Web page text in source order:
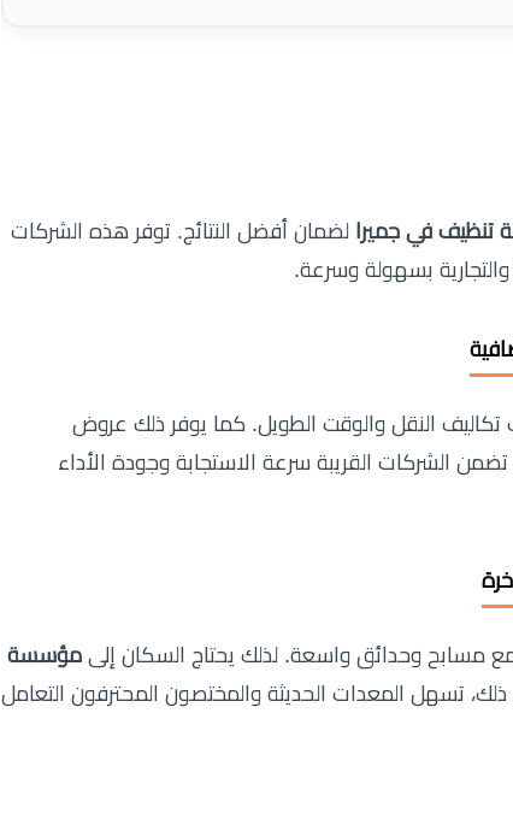
تنظيف في جميرا لضمان أفضل النتائج. توفر هذه الشركات
والتجارية بسهولة وسرعة.
تكاليف النقل والوقت الطويل. كما يوفر ذلك عروض
علاوة على ذلك، تضمن الشركات القريبة سرعة الاستجابة وجودة الأداء
مسابح وحدائق واسعة. لذلك يحتاج السكان إلى مؤسسة
تسهل المعدات الحديثة والمختصون المحترفون التعامل